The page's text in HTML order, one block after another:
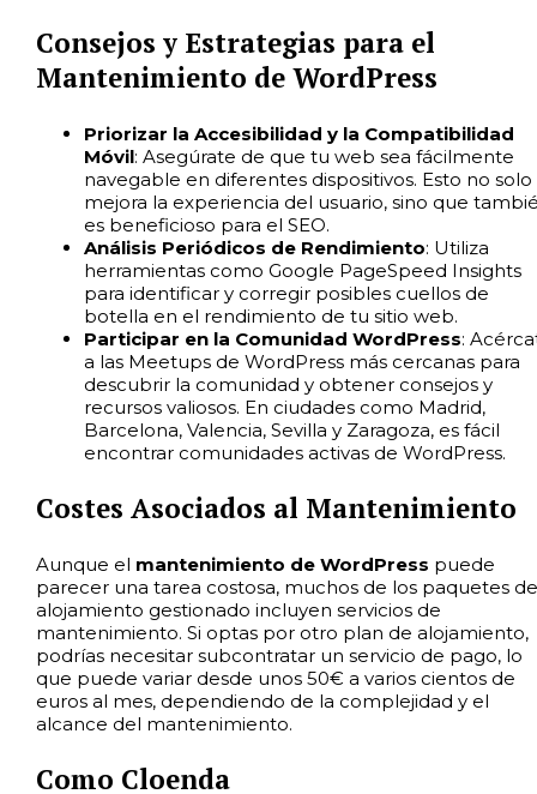
Consejos y Estrategias para el
Mantenimiento de WordPress
Priorizar la Accesibilidad y la Compatibilidad
Móvil: Asegúrate de que tu web sea fácilmente
navegable en diferentes dispositivos. Esto no solo
mejora la experiencia del usuario, sino que
es beneficioso para el SEO.
Análisis Periódicos de Rendimiento: Utiliza
herramientas como Google PageSpeed Insights
para identificar y corregir posibles cuellos de
botella en el rendimiento de tu sitio web.
Participar en la Comunidad WordPress:
a las Meetups de WordPress más cercanas para
descubrir la comunidad y obtener consejos y
recursos valiosos. En ciudades como Madrid,
Barcelona, Valencia, Sevilla y Zaragoza, es fácil
encontrar comunidades activas de WordPress.
Costes Asociados al Mantenimiento
Aunque el mantenimiento de WordPress puede
parecer una tarea costosa, muchos de los paquetes de
alojamiento gestionado incluyen servicios de
mantenimiento. Si optas por otro plan de alojamiento,
podrías necesitar subcontratar un servicio de pago, lo
que puede variar desde unos 50€ a varios cientos de
euros al mes, dependiendo de la complejidad y el
alcance del mantenimiento.
Como Cloenda